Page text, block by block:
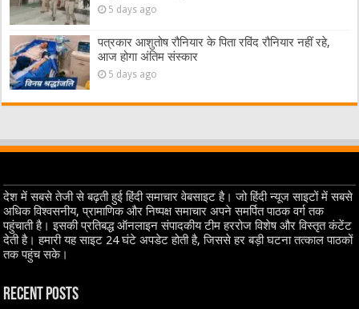
5 days ago
पत्रकार आशुतोष रौनियार के पिता रविंद रौनियार नहीं रहे,
आज होगा अंतिम संस्कार
5 days ago
देश में सबसे तेजी से बढ़ती हुई हिंदी समाचार वेबसाइट है। जो हिंदी न्यूज साइटों में सबसे
अधिक विश्वसनीय, प्रामाणिक और निष्पक्ष समाचार अपने समर्पित पाठक वर्ग तक
पहुंचाती है। इसकी प्रतिबद्ध ऑनलाइन संपादकीय टीम हररोज विशेष और विस्तृत कंटेंट
देती है। हमारी यह साइट 24 घंटे अपडेट होती है, जिससे हर बड़ी घटना तत्काल पाठकों
तक पहुंच सके।
Recent Posts